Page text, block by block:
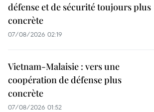
défense et de sécurité toujours plus
concrète
07/08/2026 02:19
Vietnam-Malaisie : vers une
coopération de défense plus
concrète
07/08/2026 01:52